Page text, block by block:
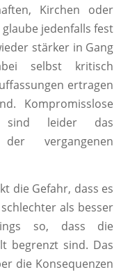
Kirchen oder
jedenfalls fest
stärker in Gang
selbst kritisch
ertragen
Kompromisslose
sind leider das
vergangenen
die Gefahr, dass es
als besser
so, dass die
begrenzt sind. Das
die Konsequenzen